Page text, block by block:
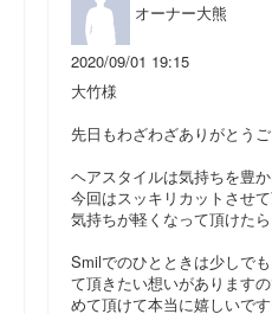
オーナー大熊
2020/09/01 19:15
大竹様
先日もわざわざありがとう
ヘアスタイルは気持ちを豊
今回はスッキリカットさせ
気持ちが軽くなって頂けた
Smilでのひとときは少しで
て頂きたい想いがあります
めて頂けて本当に嬉しいで